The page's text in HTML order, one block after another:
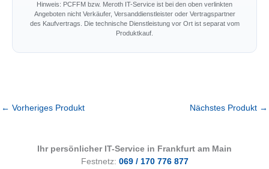
Hinweis: PCFFM bzw. Meroth IT-Service ist bei den oben verlinkten
Angeboten nicht Verkäufer, Versanddienstleister oder Vertragspartner
des Kaufvertrags. Die technische Dienstleistung vor Ort ist separat vom
Produktkauf.
← Vorheriges Produkt Nächstes Produkt →
Ihr persönlicher IT-Service in Frankfurt am Main
Festnetz: 069 / 170 776 877